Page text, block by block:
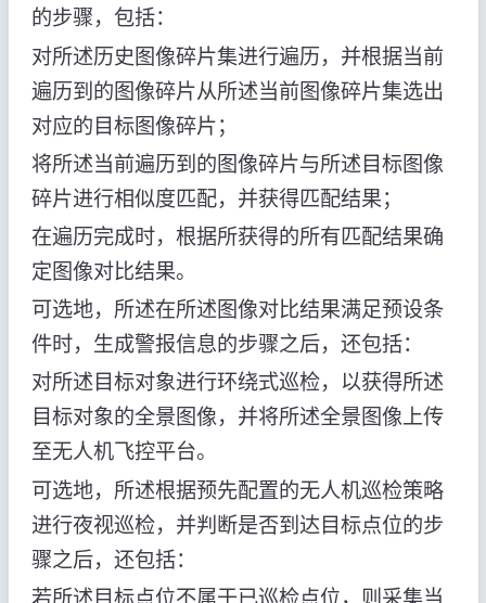
的步骤，包括：
对所述历史图像碎片集进行遍历，并根据当前
遍历到的图像碎片从所述当前图像碎片集选出
对应的目标图像碎片；
将所述当前遍历到的图像碎片与所述目标图像
碎片进行相似度匹配，并获得匹配结果；
在遍历完成时，根据所获得的所有匹配结果确
定图像对比结果。
可选地，所述在所述图像对比结果满足预设条
件时，生成警报信息的步骤之后，还包括：
对所述目标对象进行环绕式巡检，以获得所述
目标对象的全景图像，并将所述全景图像上传
至无人机飞控平台。
可选地，所述根据预先配置的无人机巡检策略
进行夜视巡检，并判断是否到达目标点位的步
骤之后，还包括：
若所述目标点位不属于已巡检点位，则采集当